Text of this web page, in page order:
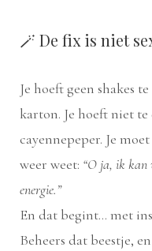
🪄 De fix is niet
Je hoeft geen shakes
karton. Je hoeft niet
cayennepeper. Je
weer weet: “O ja, ik kan
energie.”
En dat begint… met
Beheers dat beestje,